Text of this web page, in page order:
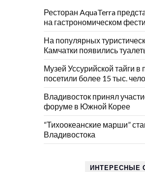
Ресторан AquaTerra
на гастрономическом
На популярных
Камчатки появились
Музей Уссурийской тайги
посетили более 15 тыс.
Владивосток принял
форуме в Южной Корее
“Тихоокеанские марши”
Владивостока
ИНТЕРЕСНЫЕ